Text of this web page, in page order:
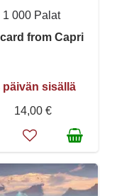
1 000 Palat
from Capri
päivän sisällä
14,00 €